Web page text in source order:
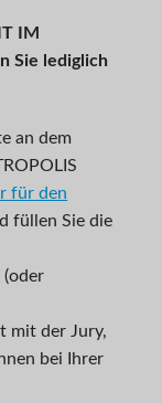
IM
Sie lediglich
an dem
für den
füllen Sie die
(oder
mit der Jury,
bei Ihrer